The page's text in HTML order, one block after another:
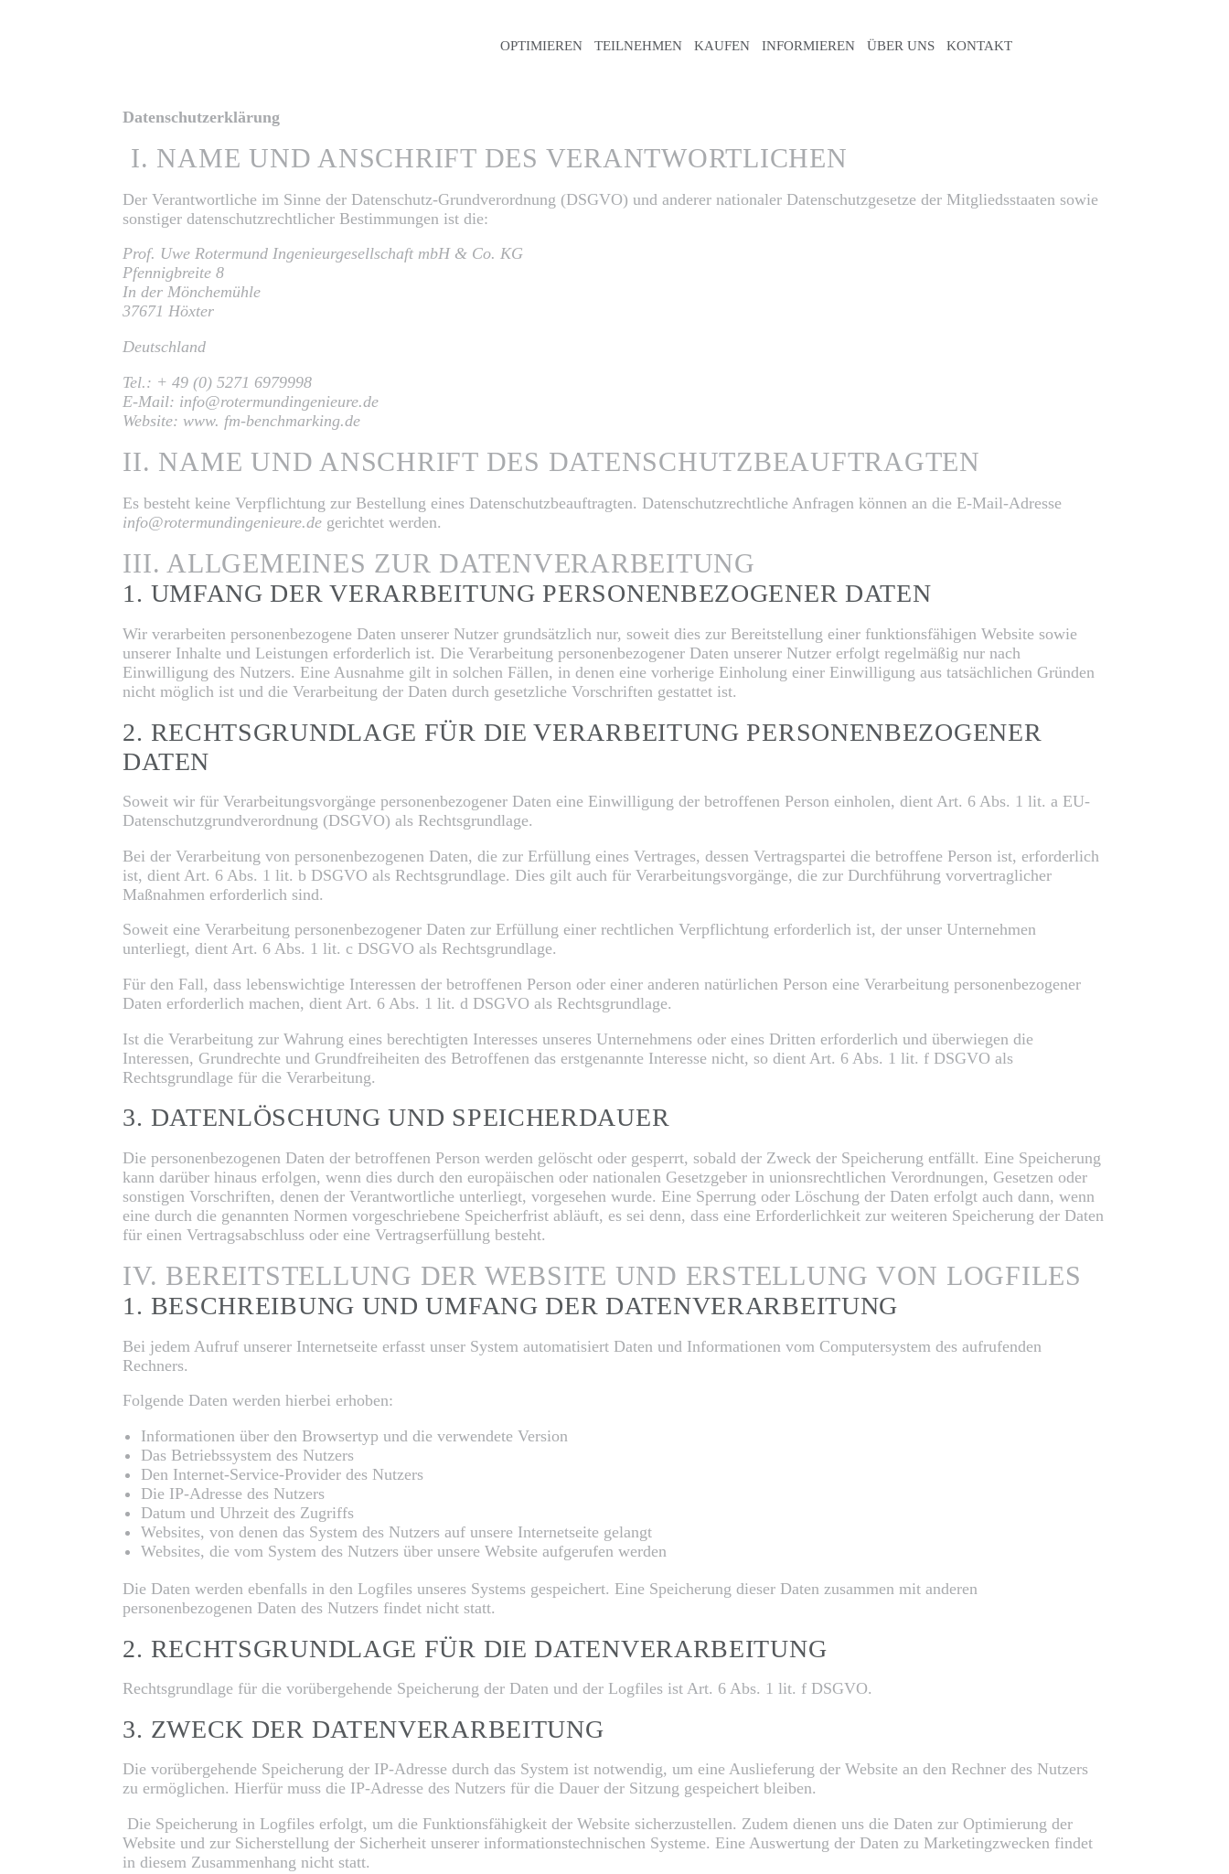
OPTIMIEREN TEILNEHMEN KAUFEN INFORMIEREN ÜBER UNS KONTAKT
Datenschutzerklärung
I. NAME UND ANSCHRIFT DES VERANTWORTLICHEN
Der Verantwortliche im Sinne der Datenschutz-Grundverordnung (DSGVO) und anderer nationaler Datenschutzgesetze der Mitgliedsstaaten sowie
sonstiger datenschutzrechtlicher Bestimmungen ist die:
Prof. Uwe Rotermund Ingenieurgesellschaft mbH & Co. KG
Pfennigbreite 8
In der Mönchemühle
37671 Höxter
Deutschland
Tel.: + 49 (0) 5271 6979998
E-Mail: info@rotermundingenieure.de
Website: www. fm-benchmarking.de
II. NAME UND ANSCHRIFT DES DATENSCHUTZBEAUFTRAGTEN
Es besteht keine Verpflichtung zur Bestellung eines Datenschutzbeauftragten. Datenschutzrechtliche Anfragen können an die E-Mail-Adresse
info@rotermundingenieure.de gerichtet werden.
III. ALLGEMEINES ZUR DATENVERARBEITUNG
1. UMFANG DER VERARBEITUNG PERSONENBEZOGENER DATEN
Wir verarbeiten personenbezogene Daten unserer Nutzer grundsätzlich nur, soweit dies zur Bereitstellung einer funktionsfähigen Website sowie
unserer Inhalte und Leistungen erforderlich ist. Die Verarbeitung personenbezogener Daten unserer Nutzer erfolgt regelmäßig nur nach
Einwilligung des Nutzers. Eine Ausnahme gilt in solchen Fällen, in denen eine vorherige Einholung einer Einwilligung aus tatsächlichen Gründen
nicht möglich ist und die Verarbeitung der Daten durch gesetzliche Vorschriften gestattet ist.
2. RECHTSGRUNDLAGE FÜR DIE VERARBEITUNG PERSONENBEZOGENER
DATEN
Soweit wir für Verarbeitungsvorgänge personenbezogener Daten eine Einwilligung der betroffenen Person einholen, dient Art. 6 Abs. 1 lit. a EU-
Datenschutzgrundverordnung (DSGVO) als Rechtsgrundlage.
Bei der Verarbeitung von personenbezogenen Daten, die zur Erfüllung eines Vertrages, dessen Vertragspartei die betroffene Person ist, erforderlich
ist, dient Art. 6 Abs. 1 lit. b DSGVO als Rechtsgrundlage. Dies gilt auch für Verarbeitungsvorgänge, die zur Durchführung vorvertraglicher
Maßnahmen erforderlich sind.
Soweit eine Verarbeitung personenbezogener Daten zur Erfüllung einer rechtlichen Verpflichtung erforderlich ist, der unser Unternehmen
unterliegt, dient Art. 6 Abs. 1 lit. c DSGVO als Rechtsgrundlage.
Für den Fall, dass lebenswichtige Interessen der betroffenen Person oder einer anderen natürlichen Person eine Verarbeitung personenbezogener
Daten erforderlich machen, dient Art. 6 Abs. 1 lit. d DSGVO als Rechtsgrundlage.
Ist die Verarbeitung zur Wahrung eines berechtigten Interesses unseres Unternehmens oder eines Dritten erforderlich und überwiegen die
Interessen, Grundrechte und Grundfreiheiten des Betroffenen das erstgenannte Interesse nicht, so dient Art. 6 Abs. 1 lit. f DSGVO als
Rechtsgrundlage für die Verarbeitung.
3. DATENLÖSCHUNG UND SPEICHERDAUER
Die personenbezogenen Daten der betroffenen Person werden gelöscht oder gesperrt, sobald der Zweck der Speicherung entfällt. Eine Speicherung
kann darüber hinaus erfolgen, wenn dies durch den europäischen oder nationalen Gesetzgeber in unionsrechtlichen Verordnungen, Gesetzen oder
sonstigen Vorschriften, denen der Verantwortliche unterliegt, vorgesehen wurde. Eine Sperrung oder Löschung der Daten erfolgt auch dann, wenn
eine durch die genannten Normen vorgeschriebene Speicherfrist abläuft, es sei denn, dass eine Erforderlichkeit zur weiteren Speicherung der Daten
für einen Vertragsabschluss oder eine Vertragserfüllung besteht.
IV. BEREITSTELLUNG DER WEBSITE UND ERSTELLUNG VON LOGFILES
1. BESCHREIBUNG UND UMFANG DER DATENVERARBEITUNG
Bei jedem Aufruf unserer Internetseite erfasst unser System automatisiert Daten und Informationen vom Computersystem des aufrufenden
Rechners.
Folgende Daten werden hierbei erhoben:
Informationen über den Browsertyp und die verwendete Version
Das Betriebssystem des Nutzers
Den Internet-Service-Provider des Nutzers
Die IP-Adresse des Nutzers
Datum und Uhrzeit des Zugriffs
Websites, von denen das System des Nutzers auf unsere Internetseite gelangt
Websites, die vom System des Nutzers über unsere Website aufgerufen werden
Die Daten werden ebenfalls in den Logfiles unseres Systems gespeichert. Eine Speicherung dieser Daten zusammen mit anderen
personenbezogenen Daten des Nutzers findet nicht statt.
2. RECHTSGRUNDLAGE FÜR DIE DATENVERARBEITUNG
Rechtsgrundlage für die vorübergehende Speicherung der Daten und der Logfiles ist Art. 6 Abs. 1 lit. f DSGVO.
3. ZWECK DER DATENVERARBEITUNG
Die vorübergehende Speicherung der IP-Adresse durch das System ist notwendig, um eine Auslieferung der Website an den Rechner des Nutzers
zu ermöglichen. Hierfür muss die IP-Adresse des Nutzers für die Dauer der Sitzung gespeichert bleiben.
Die Speicherung in Logfiles erfolgt, um die Funktionsfähigkeit der Website sicherzustellen. Zudem dienen uns die Daten zur Optimierung der
Website und zur Sicherstellung der Sicherheit unserer informationstechnischen Systeme. Eine Auswertung der Daten zu Marketingzwecken findet
in diesem Zusammenhang nicht statt.